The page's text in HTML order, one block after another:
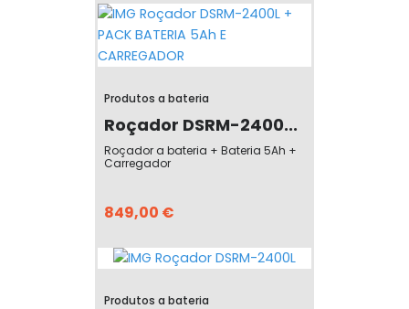
Produtos a bateria
Roçador DSRM-2400...
Roçador a bateria + Bateria 5Ah +
Carregador
849,00 €
Produtos a bateria